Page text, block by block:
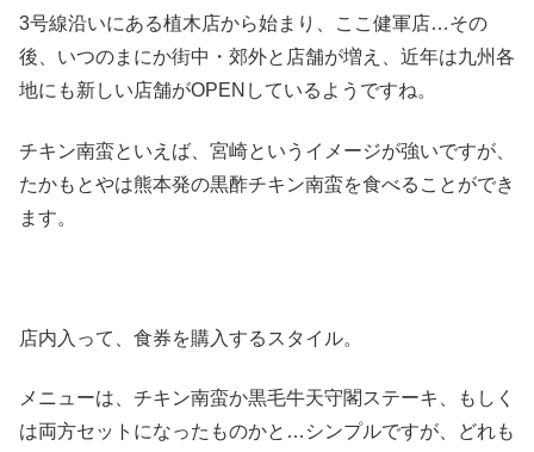
3号線沿いにある植木店から始まり、ここ健軍店…その
後、いつのまにか街中・郊外と店舗が増え、近年は九州各
地にも新しい店舗がOPENしているようですね。
チキン南蛮といえば、宮崎というイメージが強いですが、
たかもとやは熊本発の黒酢チキン南蛮を食べることができ
ます。
店内入って、食券を購入するスタイル。
メニューは、チキン南蛮か黒毛牛天守閣ステーキ、もしく
は両方セットになったものかと…シンプルですが、どれも